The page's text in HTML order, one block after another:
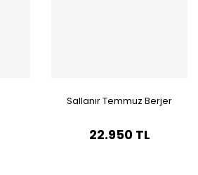
Sallanır Temmuz Berjer
22.950 TL